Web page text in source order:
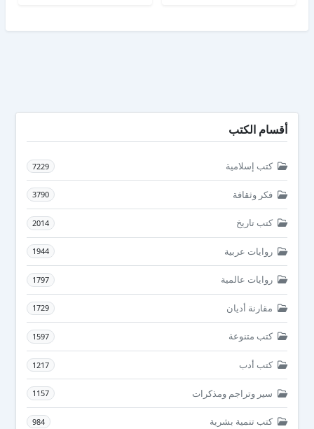
أقسام الكتب
كتب إسلامية 7229
فكر وثقافة 3790
كتب تاريخ 2014
روايات عربية 1944
روايات عالمية 1797
مقارنة أديان 1729
كتب متنوعة 1597
كتب أدب 1217
سير وتراجم ومذكرات 1157
كتب تنمية بشرية 984